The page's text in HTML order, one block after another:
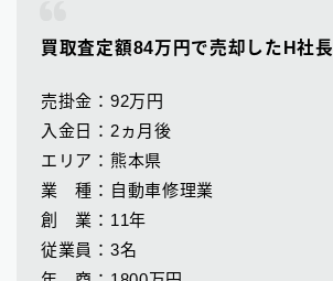
買取査定額84万円で売却したH社長
売掛金：92万円
入金日：2ヵ月後
エリア：熊本県
業 種：自動車修理業
創 業：11年
従業員：3名